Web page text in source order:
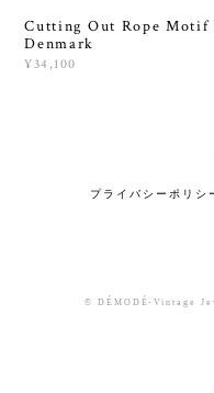
Cutting Out Rope Motif
Denmark
¥34,100
プライバシーポリシ
© DÉMODÉ-Vintage